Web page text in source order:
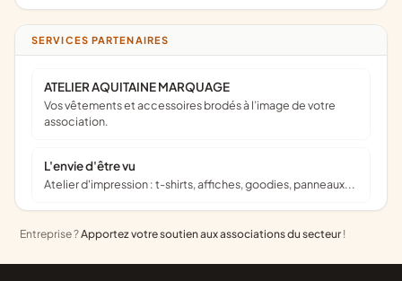
SERVICES PARTENAIRES
ATELIER AQUITAINE MARQUAGE
Vos vêtements et accessoires brodés à l’image de votre
association.
L'envie d'être vu
Atelier d'impression : t-shirts, affiches, goodies, panneaux...
Entreprise ?Apportez votre soutien aux associations du secteur !